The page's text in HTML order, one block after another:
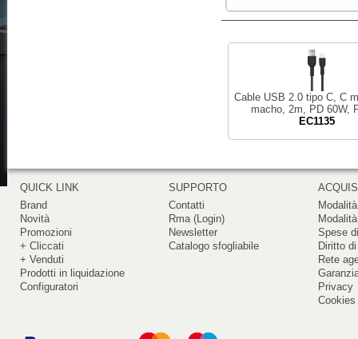
Cable USB 2.0 tipo C, C
macho, 2m, PD 60W,
EC1135
QUICK LINK
Brand
Novità
Promozioni
+ Cliccati
+ Venduti
Prodotti in liquidazione
Configuratori
SUPPORTO
Contatti
Rma (Login)
Newsletter
Catalogo sfogliabile
Spese
Diritto
Rete
Privacy